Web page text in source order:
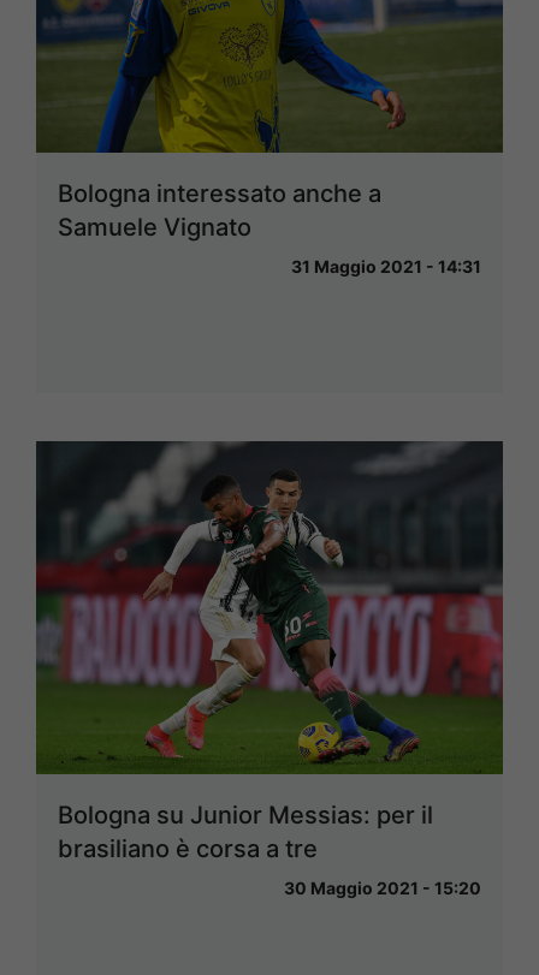
Bologna interessato anche a
Samuele Vignato
31 Maggio 2021 - 14:31
Bologna su Junior Messias: per il
brasiliano è corsa a tre
30 Maggio 2021 - 15:20